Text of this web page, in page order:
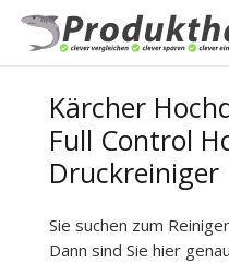
Kärcher
Full Control
Druckreiniger
Sie suchen zum
Dann sind Sie hier